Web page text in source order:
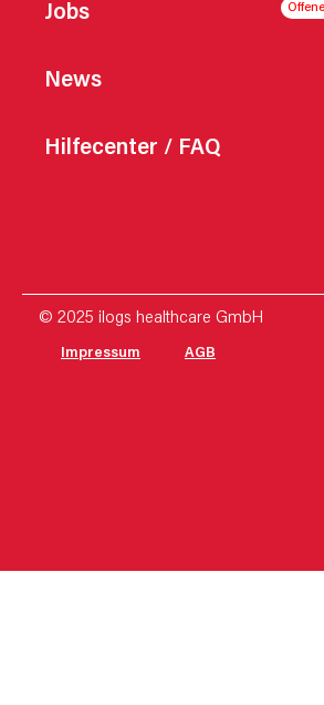
Jobs
News
Hilfecenter / FAQ
© 2025 ilogs healthcare GmbH
Impressum AGB